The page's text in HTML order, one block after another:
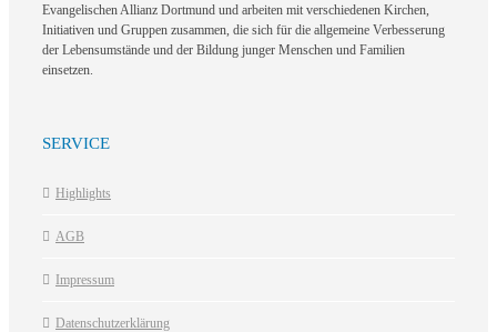
Evangelischen Allianz Dortmund und arbeiten mit verschiedenen Kirchen,
Initiativen und Gruppen zusammen, die sich für die allgemeine Verbesserung
der Lebensumstände und der Bildung junger Menschen und Familien
einsetzen.
SERVICE
Highlights
AGB
Impressum
Datenschutzerklärung